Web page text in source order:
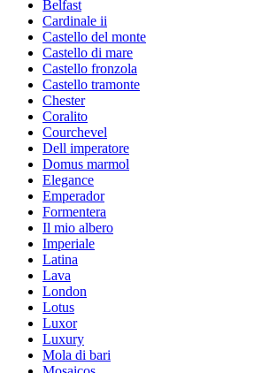
Belfast
Cardinale ii
Castello del monte
Castello di mare
Castello fronzola
Castello tramonte
Chester
Coralito
Courchevel
Dell imperatore
Domus marmol
Elegance
Emperador
Formentera
Il mio albero
Imperiale
Latina
Lava
London
Lotus
Luxor
Luxury
Mola di bari